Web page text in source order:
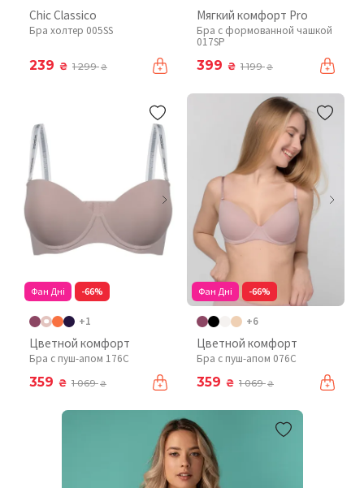
Chic Classico
Бра холтер 005SS
239 ₴ 1 299₴
Мягкий комфорт Pro
Бра с формованной чашкой
017SP
399 ₴ 1 199₴
Фан Дні -66%
+1
Цветной комфорт
Бра с пуш-апом 176C
359 ₴ 1 069₴
Фан Дні -66%
+6
Цветной комфорт
Бра с пуш-апом 076C
359 ₴ 1 069₴